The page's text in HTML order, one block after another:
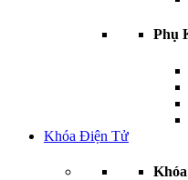
Phụ
Khóa Điện Tử